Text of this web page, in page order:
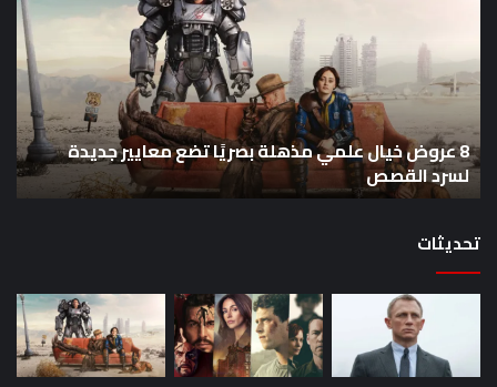
مذهلة
بصريًا
تضع
معايير
جديدة
لسرد
القصص
8 عروض خيال علمي مذهلة بصريًا تضع معايير جديدة
لسرد القصص
تحديثات